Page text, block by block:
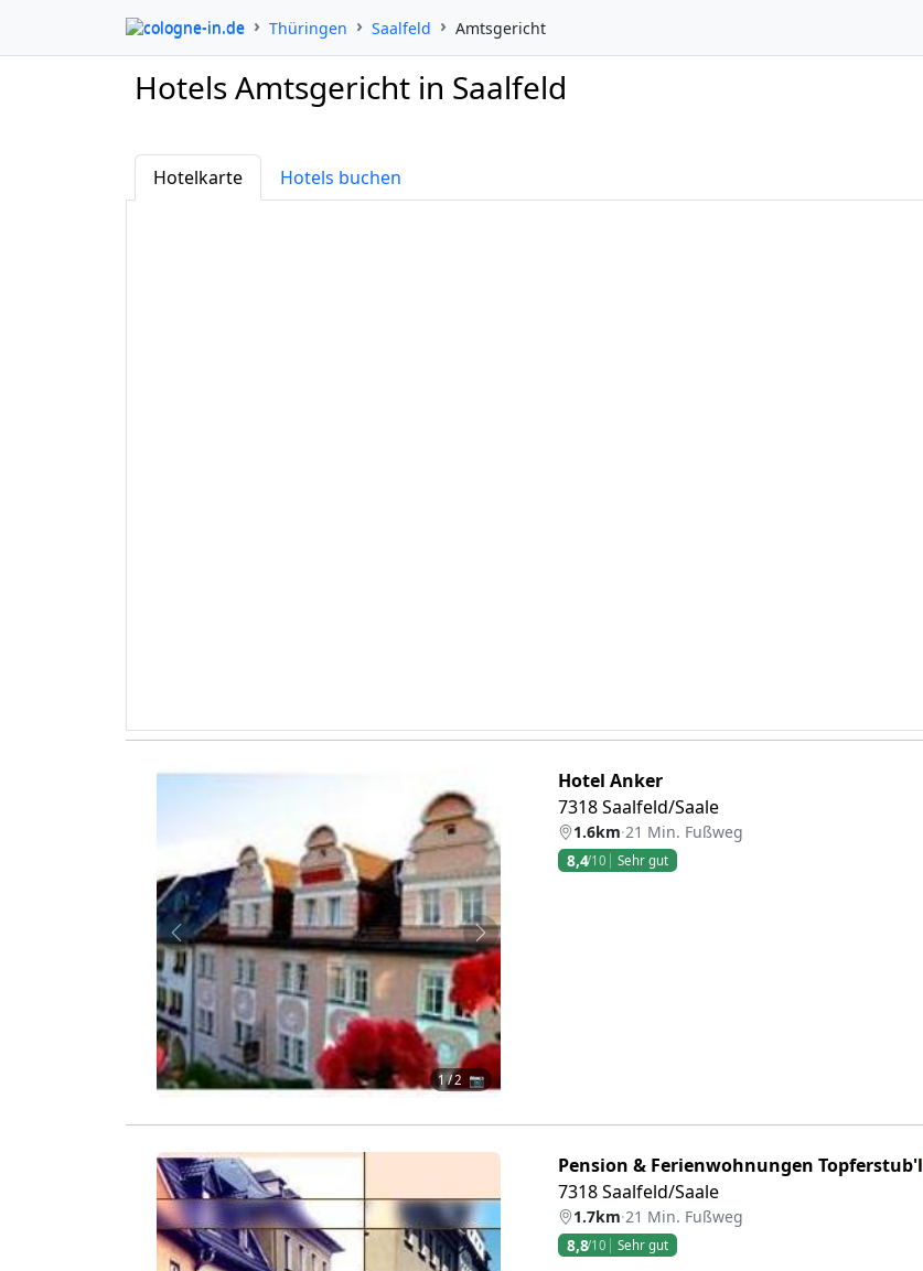
cologne-in.de Thüringen Saalfeld Amtsgericht
Hotels Amtsgericht in Saalfeld
Hotelkarte Hotels buchen
Zurück Weiter
1/ 2 📷
Hotel Anker
7318 Saalfeld/Saale
1.6km·21 Min. Fußweg
8,4/10 Sehr gut
Pension & Ferienwohnungen Topferstub'l
7318 Saalfeld/Saale
1.7km·21 Min. Fußweg
8,8/10 Sehr gut